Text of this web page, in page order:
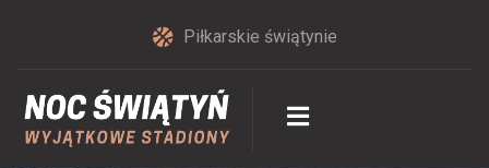
Piłkarskie świątynie